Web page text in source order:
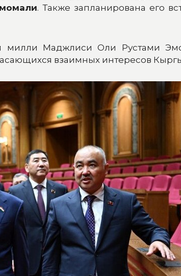
. Также запланирована его
Маджлиси Оли Рустами
взаимных интересов